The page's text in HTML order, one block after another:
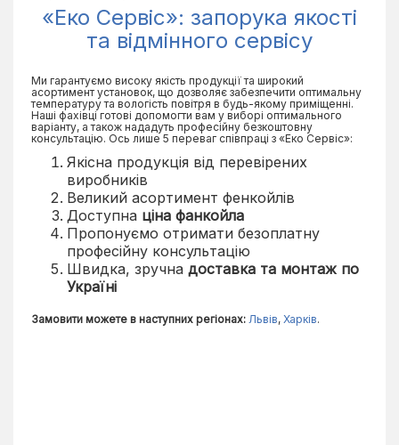
«Еко Сервіс»: запорука якості
та відмінного сервісу
Ми гарантуємо високу якість продукції та широкий
асортимент установок, що дозволяє забезпечити оптимальну
температуру та вологість повітря в будь-якому приміщенні.
Наші фахівці готові допомогти вам у виборі оптимального
варіанту, а також нададуть професійну безкоштовну
консультацію. Ось лише 5 переваг співпраці з «Еко Сервіс»:
Якісна продукція від перевірених
виробників
Великий асортимент фенкойлів
Доступна ціна фанкойла
Пропонуємо отримати безоплатну
професійну консультацію
Швидка, зручна доставка та монтаж по
Україні
Замовити можете в наступних регіонах: Львів, Харків.